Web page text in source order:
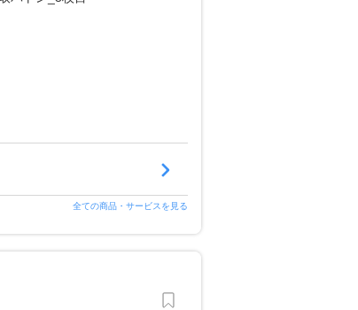
全ての商品・サービスを見る